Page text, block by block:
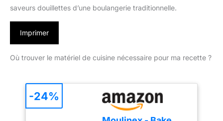
saveurs douillettes d’une boulangerie traditionnelle.
Imprimer
Où trouver le matériel de cuisine nécessaire pour ma recette ?
-24%